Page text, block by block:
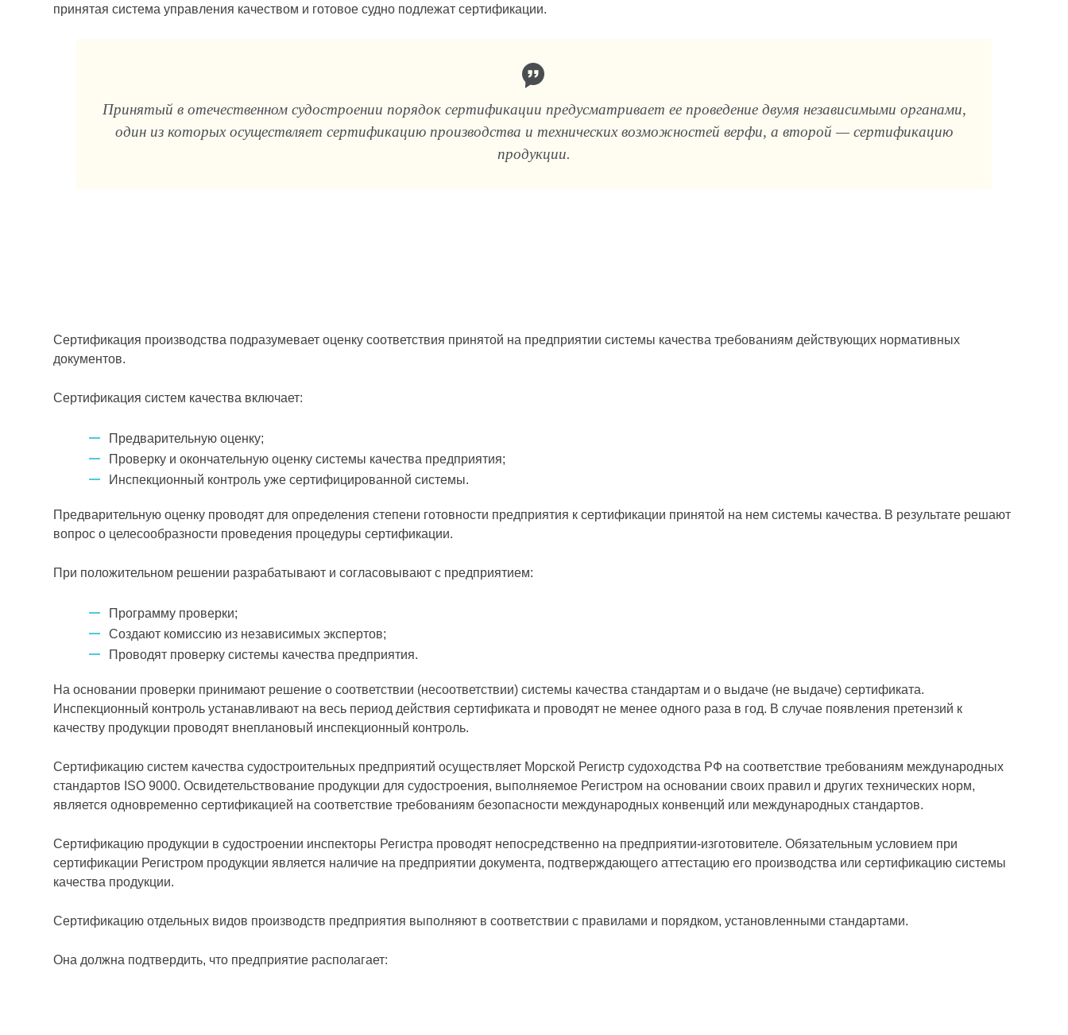
принятая система управления качеством и готовое судно подлежат сертификации.
Принятый в отечественном судостроении порядок сертификации предусматривает ее проведение двумя независимыми органами,
один из которых осуществляет сертификацию производства и технических возможностей верфи, а второй — сертификацию
продукции.
Сертификация производства подразумевает оценку соответствия принятой на предприятии системы качества требованиям действую­щих нормативных
документов.
Сертификация систем качества вклю­чает:
Предварительную оценку;
Проверку и окончательную оценку системы качества предприятия;
Инспекционный контроль уже серти­фицированной системы.
Предварительную оценку проводят для опре­деления степени готовности предприятия к сертификации принятой на нем системы качества. В результате решают
вопрос о целесообразности проведения процедуры сертификации.
При положительном ре­шении разрабатывают и согласовывают с предприятием:
Программу про­верки;
Создают комиссию из независимых экспертов;
Проводят проверку системы качества предприятия.
На основании проверки принимают ре­шение о соответствии (несоответствии) системы качества стандартам и о выдаче (не выдаче) сертификата.
Инспекционный контроль устанавливают на весь период действия сертификата и проводят не менее одного раза в год. В случае появления претензий к
качеству продукции проводят внеплановый инспекционный контроль.
Сертификацию систем качества судостроительных предприятий осуществляет Морской Регистр судоходства РФ на соответствие тре­бованиям международных
стандартов ISO 9000. Освидетельствование продукции для судостроения, выполняемое Регистром на основании своих правил и других технических норм,
является одновременно сер­тификацией на соответствие требованиям безопасности международ­ных конвенций или международных стандартов.
Сертификацию продукции в судостроении инспекторы Регистра про­водят непосредственно на предприятии-изготовителе. Обязательным условием при
сертификации Регистром продукции является наличие на предприятии документа, подтверждающего аттестацию его произ­водства или сертификацию системы
качества продукции.
Сертификацию отдельных видов производств предприятия выпол­няют в соответствии с правилами и порядком, установленными стан­дартами.
Она должна подтвердить, что предприятие располагает: